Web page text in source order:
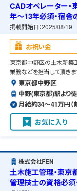
CADオペレーター・
年～13年必須・宿舎
掲載開始日：2025/08/19
お祝い金
東京都中野区の土木新築
業務などを担当して頂き
東京都中野区
中野(東京都)駅より
月給約34〜41万円（
お気に入り
株式会社FEN
土木施工管理・東京
管理技士の資格必須